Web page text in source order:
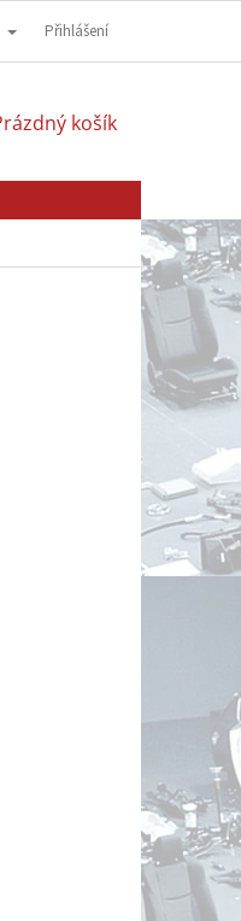
OSOBNÍCH ÚDAJŮ
Přihlášení
košík